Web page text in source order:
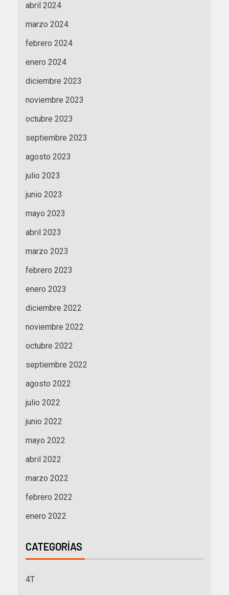
abril 2024
marzo 2024
febrero 2024
enero 2024
diciembre 2023
noviembre 2023
octubre 2023
septiembre 2023
agosto 2023
julio 2023
junio 2023
mayo 2023
abril 2023
marzo 2023
febrero 2023
enero 2023
diciembre 2022
noviembre 2022
octubre 2022
septiembre 2022
agosto 2022
julio 2022
junio 2022
mayo 2022
abril 2022
marzo 2022
febrero 2022
enero 2022
CATEGORÍAS
4T